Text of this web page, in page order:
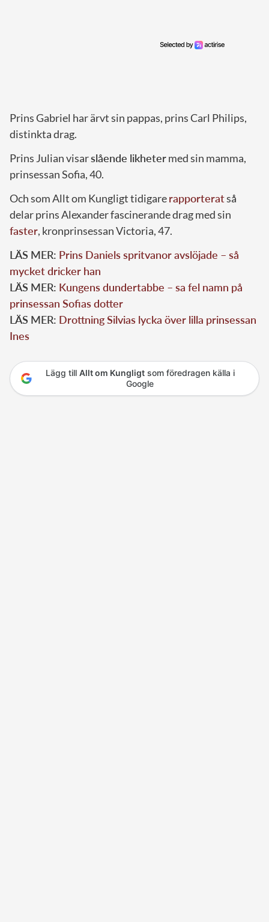
Prins Gabriel har ärvt sin pappas, prins Carl Philips,
distinkta drag.
Prins Julian visarslående likhetermed sin mamma,
prinsessan Sofia, 40.
Och som Allt om Kungligt tidigarerapporteratså
delar prins Alexander fascinerande drag med sin
faster, kronprinsessan Victoria, 47.
LÄS MER: Prins Daniels spritvanor avslöjade – så
mycket dricker han
LÄS MER: Kungens dundertabbe – sa fel namn på
prinsessan Sofias dotter
LÄS MER: Drottning Silvias lycka över lilla prinsessan
Ines
Lägg till Allt om Kungligtsom föredragen källa i
Google